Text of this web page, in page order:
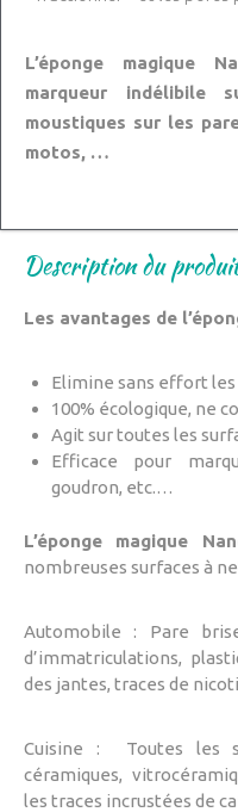
L’éponge magique
marqueur indélibile
moustiques sur les
motos, …
Description du
Les avantages de
Elimine sans effort
100% écologique, ne
Agit sur toutes les
Efficace pour
goudron, etc.…
L’éponge magique
nombreuses surfaces à
Automobile : Pare
d’immatriculations,
des jantes, traces de
Cuisine : Toutes les
céramiques,
les traces incrustées de